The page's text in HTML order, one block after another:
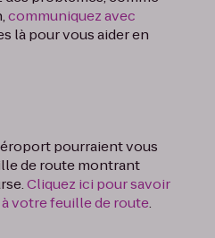
communiquez avec
là pour vous aider en
pourraient vous
de route montrant
Cliquez ici pour savoir
votre feuille de route.